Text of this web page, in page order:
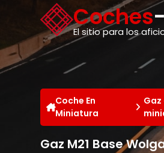
Coches
El sitio para los
Coche En
Miniatura
Gaz M21 Base
Panel de gestión de cookies